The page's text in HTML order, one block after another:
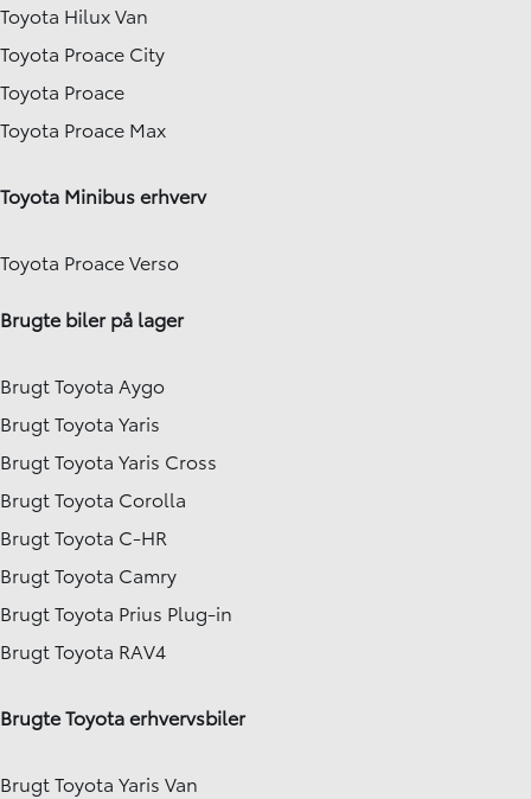
Toyota Hilux Van
Toyota Proace City
Toyota Proace
Toyota Proace Max
Toyota Minibus erhverv
Toyota Proace Verso
Brugte biler på lager
Brugt Toyota Aygo
Brugt Toyota Yaris
Brugt Toyota Yaris Cross
Brugt Toyota Corolla
Brugt Toyota C-HR
Brugt Toyota Camry
Brugt Toyota Prius Plug-in
Brugt Toyota RAV4
Brugte Toyota erhvervsbiler
Brugt Toyota Yaris Van